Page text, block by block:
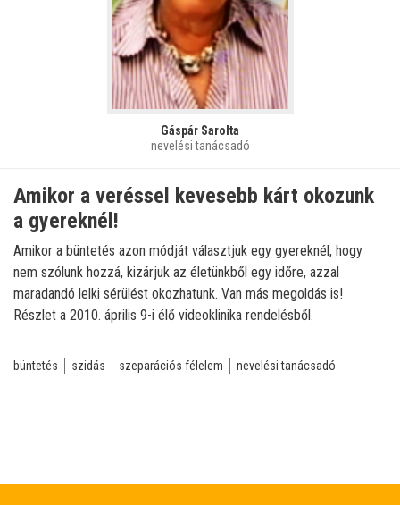
Gáspár Sarolta
nevelési tanácsadó
Amikor a veréssel kevesebb kárt okozunk
a gyereknél!
Amikor a büntetés azon módját választjuk egy gyereknél, hogy
nem szólunk hozzá, kizárjuk az életünkből egy időre, azzal
maradandó lelki sérülést okozhatunk. Van más megoldás is!
Részlet a 2010. április 9-i élő videoklinika rendelésből.
büntetés szidás szeparációs félelem nevelési tanácsadó